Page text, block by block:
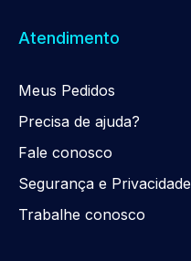
Atendimento
Meus Pedidos
Precisa de ajuda?
Fale conosco
Segurança e Privacidade
Trabalhe conosco